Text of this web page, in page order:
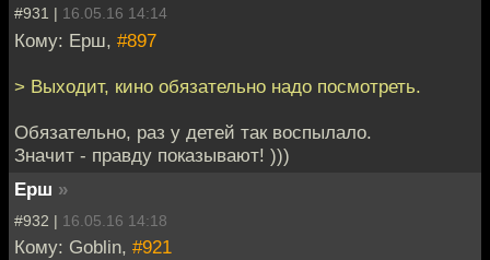
#931 | 16.05.16 14:14
Кому: Ерш, #897
> Выходит, кино обязательно надо посмотреть.
Обязательно, раз у детей так воспылало.
Значит - правду показывают! )))
Ерш »
#932 | 16.05.16 14:18
Кому: Goblin, #921